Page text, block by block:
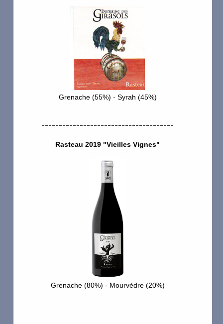
Gramiller
les Grands Bois
Grange Blanche
MARTIN
Rabasse Charavin
Rhonéa Rasteau
Saint Gayan
Grenache (55%) - Syrah (45%)
--------------------------------------
Rasteau 2019 "Vieilles Vignes"
Grenache (80%) - Mourvèdre (20%)